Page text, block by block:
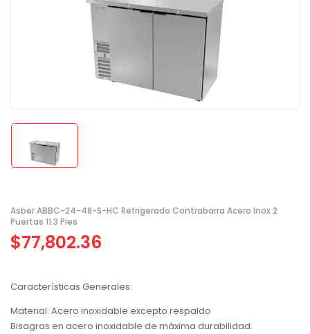
Asber ABBC-24-48-S-HC Refrigerado Contrabarra Acero Inox 2
Puertas 11.3 Pies
$77,802.36
Características Generales:
Material: Acero inoxidable excepto respaldo
Bisagras en acero inoxidable de máxima durabilidad.